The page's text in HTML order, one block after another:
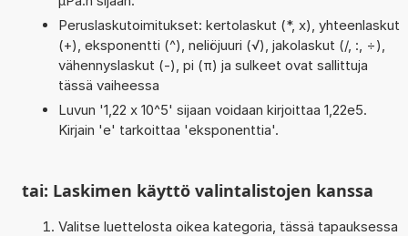
Peruslaskutoimitukset: kertolaskut (*, x), yhteenlaskut
(+), eksponentti (^), neliöjuuri (√), jakolaskut (/, :, ÷),
vähennyslaskut (-), pi (π) ja sulkeet ovat sallittuja
tässä vaiheessa
Luvun '1,22 x 10^5' sijaan voidaan kirjoittaa 1,22e5.
Kirjain 'e' tarkoittaa 'eksponenttia'.
tai: Laskimen käyttö valintalistojen kanssa
Valitse luettelosta oikea kategoria, tässä tapauksessa